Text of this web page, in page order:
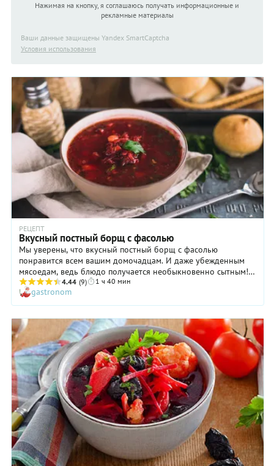
Нажимая на кнопку, я соглашаюсь получать информационные и
рекламные материалы
Ваши данные защищены Yandex SmartCaptcha
Условия использования
РЕЦЕПТ
Вкусный постный борщ с фасолью
Мы уверены, что вкусный постный борщ с фасолью
понравится всем вашим домочадцам. И даже убежденным
мясоедам, ведь блюдо получается необыкновенно сытным!
Если вы хотите снизить калорийность супа и сделать его
более легким, откажитесь от картофеля. А вот уменьшать
количество чеснока мы бы не советовали: он не придаст
вкусному постному борщу с фасолью особой остроты, но
сделает его более насыщенным, ароматным, аппетитным. В
компанию к петрушке вполне можно добавить и укроп, если
вы и ваши близкие питаете к нему особенно нежные чувства.
4.44 (9) 1 ч 40 мин
gastronom